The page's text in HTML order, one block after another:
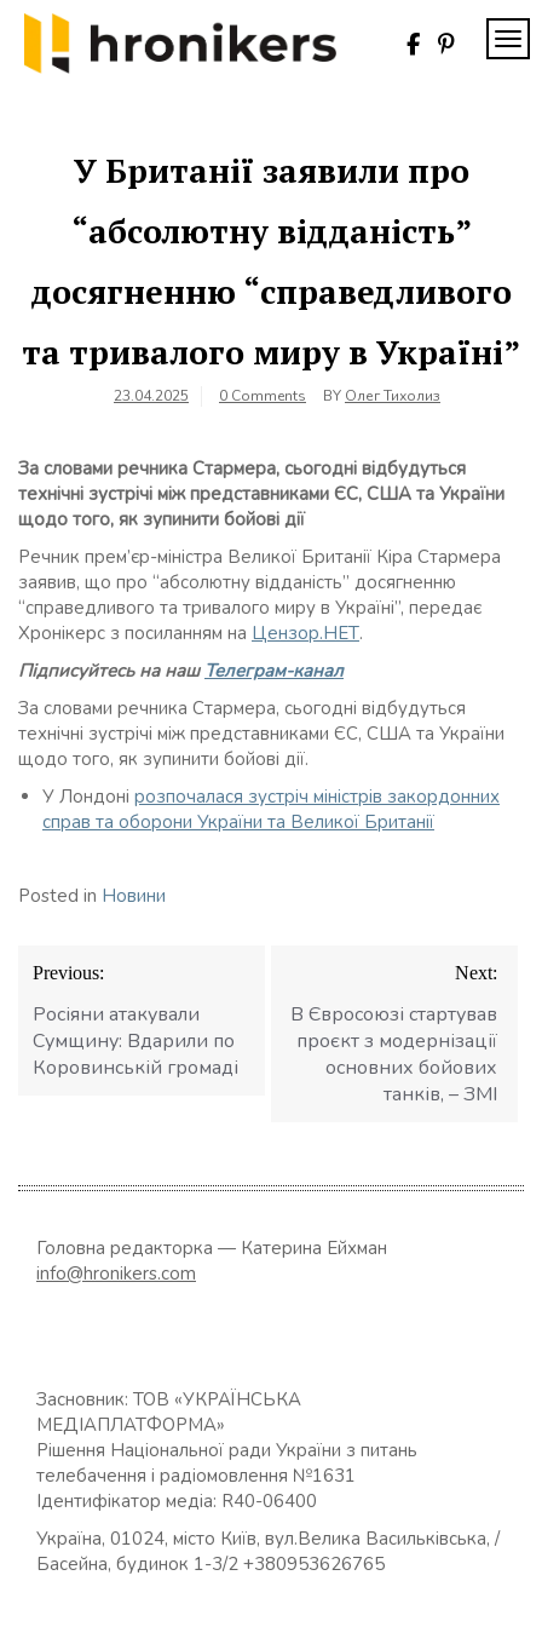
Skip
content
У Британії заявили про
“абсолютну відданість”
досягненню “справедливого
та тривалого миру в Україні”
23.04.2025 0 Comments BY Олег Тихолиз
За словами речника Стармера, сьогодні відбудуться
технічні зустрічі між представниками ЄС, США та України
щодо того, як зупинити бойові дії
Речник прем’єр-міністра Великої Британії Кіра Стармера
заявив, що про “абсолютну відданість” досягненню
“справедливого та тривалого миру в Україні”, передає
Хронікерс з посиланням на Цензор.НЕТ.
Підписуйтесь на наш Телеграм-канал
За словами речника Стармера, сьогодні відбудуться
технічні зустрічі між представниками ЄС, США та України
щодо того, як зупинити бойові дії.
У Лондоні розпочалася зустріч міністрів закордонних
справ та оборони України та Великої Британії
Posted in Новини
Навігація
записів
Previous:
Росіяни атакували
Сумщину: Вдарили по
Коровинській громаді
Next:
В Євросоюзі стартував
проєкт з модернізації
основних бойових
танків, – ЗМІ
Головна редакторка — Катерина Ейхман
info@hronikers.com
Засновник: ТОВ «УКРАЇНСЬКА
МЕДІАПЛАТФОРМА»
Рішення Національної ради України з питань
телебачення і радіомовлення №1631
Ідентифікатор медіа: R40-06400
Україна, 01024, місто Київ, вул.Велика Васильківська, /
Басейна, будинок 1-3/2 +380953626765